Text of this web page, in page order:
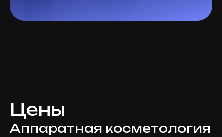
Цены
Аппаратная косметология